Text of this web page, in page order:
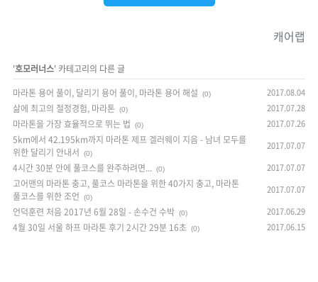
캐어랩
'호모러너스' 카테고리의 다른 글
마라톤 용어 풀이, 달리기 용어 풀이, 마라톤 용어 해설
(0) 2017.08.04
삶에 최고의 절정경험, 마라톤 (0) 2017.07.28
마라톤을 가장 효율적으로 뛰는 법 (0) 2017.07.26
5km에서 42.195km까지 마라톤 제프 겔러웨이 지음 - 남녀 모두를
위한 달리기 안내서
(0)
2017.07.07
4시간 30분 안에 풀코스를 완주하려면... (0) 2017.07.07
고어맨의 마라톤 충고, 풀코스 마라톤을 위한 40가지 충고, 마라톤
풀코스를 위한 조언
(0)
2017.07.07
언덕훈련 처음 2017년 6월 28일 - 손수건 수박 (0) 2017.06.29
4월 30일 서울 하프 마라톤 후기 2시간 29분 16초 (0) 2017.06.15